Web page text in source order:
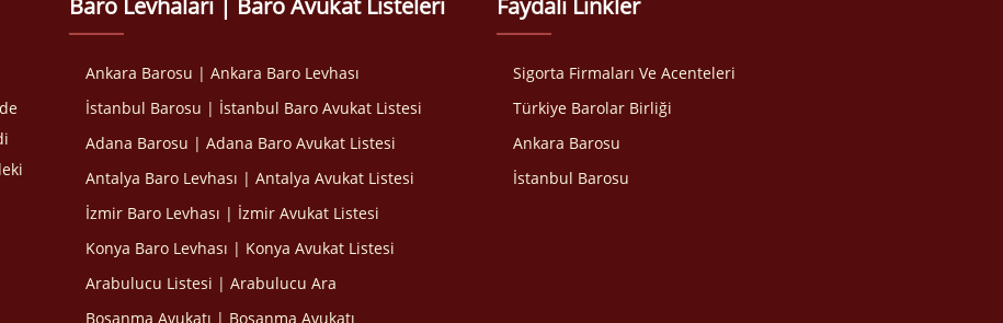
Ankara Barosu | Ankara Baro Levhası
İstanbul Barosu | İstanbul Baro Avukat Listesi
Adana Barosu | Adana Baro Avukat Listesi
Antalya Baro Levhası | Antalya Avukat Listesi
İzmir Baro Levhası | İzmir Avukat Listesi
Konya Baro Levhası | Konya Avukat Listesi
Arabulucu Listesi | Arabulucu Ara
Boşanma Avukatı | Boşanma Avukatı
Sigorta Firmaları Ve Acenteleri
Türkiye Barolar Birliği
Ankara Barosu
İstanbul Barosu